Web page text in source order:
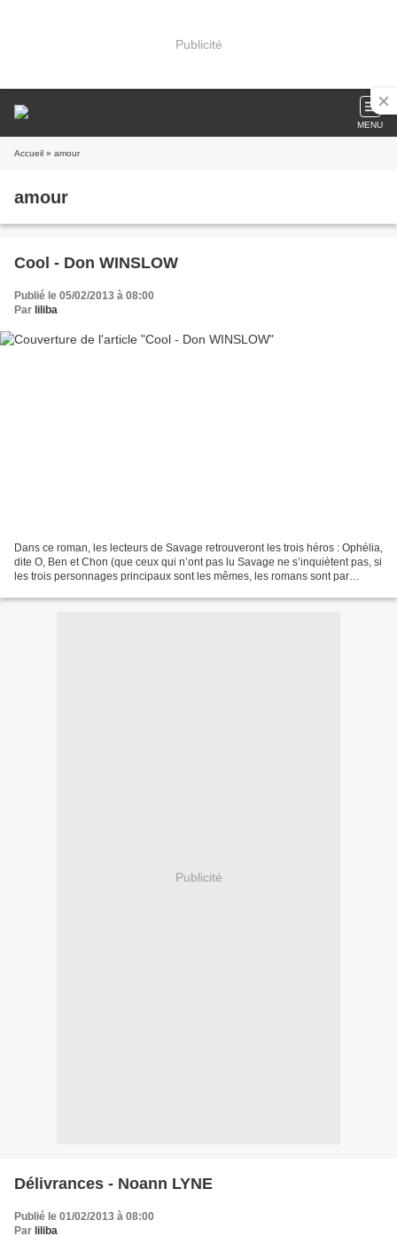
Publicité
MENU
Accueil » amour
amour
Cool - Don WINSLOW
Publié le 05/02/2013 à 08:00
Par liliba
Dans ce roman, les lecteurs de Savage retrouveront les trois héros : Ophélia,
dite O, Ben et Chon (que ceux qui n’ont pas lu Savage ne s’inquiètent pas, si
les trois personnages principaux sont les mêmes, les romans sont par
Publicité
Délivrances - Noann LYNE
Publié le 01/02/2013 à 08:00
Par liliba